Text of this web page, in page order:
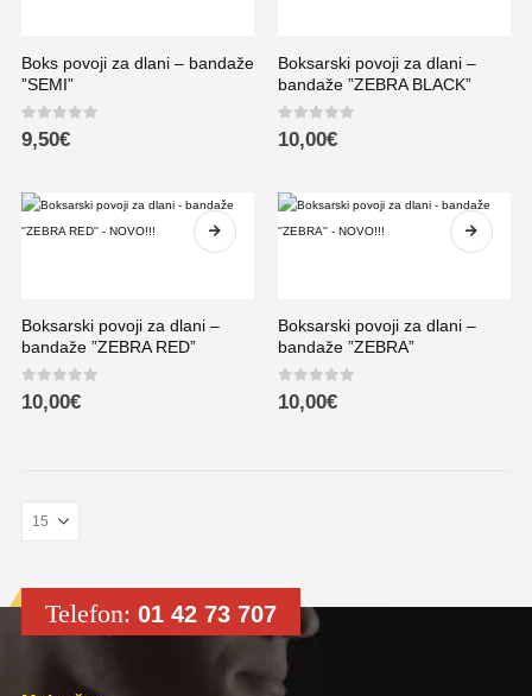
Boks povoji za dlani – bandaže
”SEMI”
0out of 5
9,50€
Boksarski povoji za dlani –
bandaže ”ZEBRA BLACK”
0 out of 5
10,00€
Boksarski povoji za dlani –
bandaže ”ZEBRA RED”
0 out of 5
10,00€
Boksarski povoji za dlani –
bandaže ”ZEBRA”
0 out of 5
10,00€
Telefon: 01 42 73 707